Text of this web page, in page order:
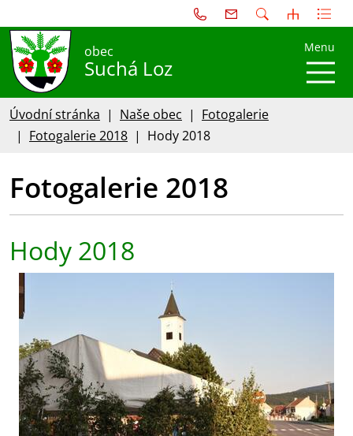
obec
Suchá Loz
Menu
Úvodní stránka Naše obec
Fotogalerie
Fotogalerie 2018
Hody 2018
Fotogalerie 2018
Hody 2018